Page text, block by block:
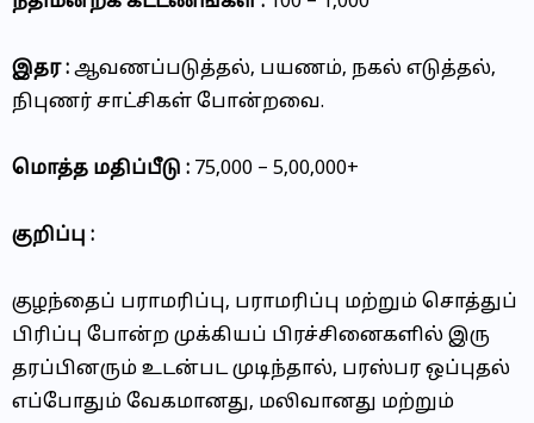
இதர : ஆவணப்படுத்தல், பயணம், நகல் எடுத்தல்,
நிபுணர் சாட்சிகள் போன்றவை.
மொத்த மதிப்பீடு : ₹75,000 – ₹5,00,000+
குறிப்பு :
குழந்தைப் பராமரிப்பு, பராமரிப்பு மற்றும் சொத்துப்
பிரிப்பு போன்ற முக்கியப் பிரச்சினைகளில் இரு
தரப்பினரும் உடன்பட முடிந்தால், பரஸ்பர ஒப்புதல்
எப்போதும் வேகமானது, மலிவானது மற்றும்